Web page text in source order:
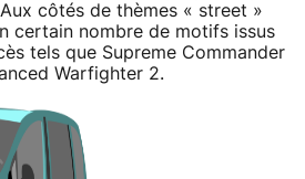
côtés de thèmes « street »
certain nombre de motifs issus
tels que Supreme Commander
Warfighter 2.